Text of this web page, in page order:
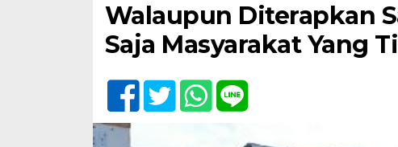
Walaupun Diterapkan
Saja Masyarakat Yang